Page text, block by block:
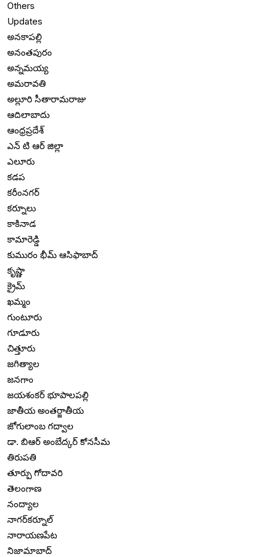
Others
Updates
అనకాపల్లి
అనంతపురం
అన్నమయ్య
అమరావతి
అల్లూరి సీతారామరాజు
ఆదిలాబాదు
ఆంధ్రప్రదేశ్
ఎన్ టి ఆర్ జిల్లా
ఎలూరు
కడప
కరీంనగర్
కర్నూలు
కాకినాడ
కామారెడ్డి
కుమురం భీమ్ ఆసిఫాబాద్
కృష్ణా
క్రైమ్
ఖమ్మం
గుంటూరు
గూడూరు
చిత్తూరు
జగిత్యాల
జనగాం
జయశంకర్ భూపాలపల్లి
జాతీయ అంతర్జాతీయ
జోగులాంబ గద్వాల
డా. బిఆర్ అంబేద్కర్ కోనసీమ
తిరుపతి
తూర్పు గోదావరి
తెలంగాణ
నంద్యాల
నాగర్‌కర్నూల్
నారాయణపేట
నిజామాబాద్